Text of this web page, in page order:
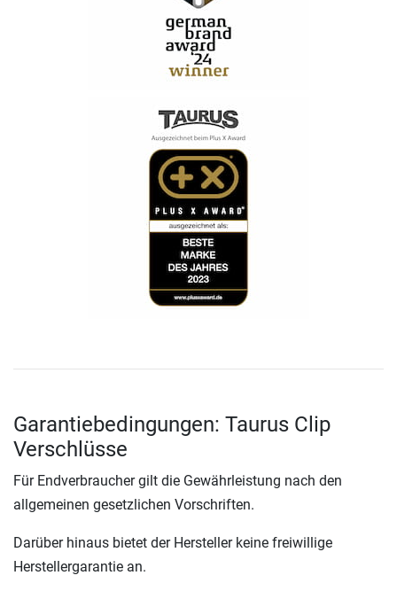
Garantiebedingungen: Taurus Clip
Verschlüsse
Für Endverbraucher gilt die Gewährleistung nach den
allgemeinen gesetzlichen Vorschriften.
Darüber hinaus bietet der Hersteller keine freiwillige
Herstellergarantie an.